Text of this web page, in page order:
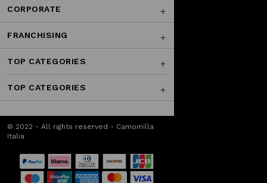
CORPORATE
FRANCHISING
TOP CATEGORIES
TOP CATEGORIES
© 2022 - All rights reserved - Camomilla
Italia